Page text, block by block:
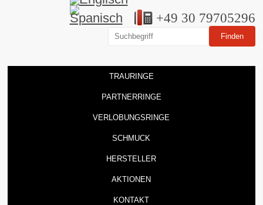
+49 30 79705296
TRAURINGE
PARTNERRINGE
VERLOBUNGSRINGE
SCHMUCK
HERSTELLER
AKTIONEN
KONTAKT